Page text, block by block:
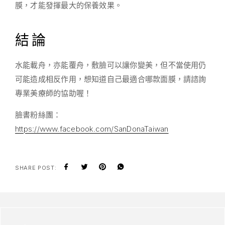
膜，才能發揮最大的保養效果。
結論
水能載舟，亦能覆舟，敷臉可以讓你變美，但不當使用仍
可能造成相反作用，想知道自己最適合哪款面膜，請諮詢
專業美療師的協助喔！
臉書粉絲團：
https://www.facebook.com/SanDonaTaiwan
SHARE POST: